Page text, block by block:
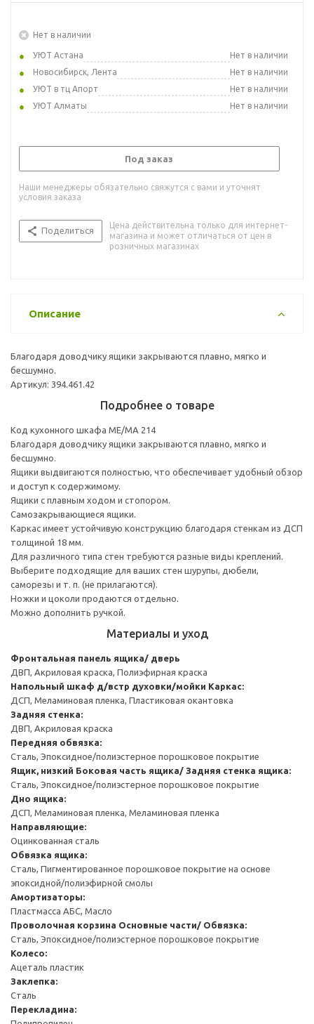
Нет в наличии
УЮТ Астана
Нет в наличии
Новосибирск, Лента
Нет в наличии
УЮТ в тц Апорт
Нет в наличии
УЮТ Алматы
Нет в наличии
Под заказ
Наши менеджеры обязательно свяжутся с вами и уточнят
условия заказа
Поделиться
Цена действительна только для интернет-
магазина и может отличаться от цен в
розничных магазинах
Описание
Благодаря доводчику ящики закрываются плавно, мягко и
бесшумно.
Артикул: 394.461.42
Подробнее о товаре
Код кухонного шкафа ME/MA 214
Благодаря доводчику ящики закрываются плавно, мягко и
бесшумно.
Ящики выдвигаются полностью, что обеспечивает удобный обзор
и доступ к содержимому.
Ящики с плавным ходом и стопором.
Самозакрывающиеся ящики.
Каркас имеет устойчивую конструкцию благодаря стенкам из ДСП
толщиной 18 мм.
Для различного типа стен требуются разные виды креплений.
Выберите подходящие для ваших стен шурупы, дюбели,
саморезы и т. п. (не прилагаются).
Ножки и цоколи продаются отдельно.
Можно дополнить ручкой.
Материалы и уход
Фронтальная панель ящика/ дверь
ДВП, Акриловая краска, Полиэфирная краска
Напольный шкаф д/встр духовки/мойки Каркас:
ДСП, Меламиновая пленка, Пластиковая окантовка
Задняя стенка:
ДВП, Акриловая краска
Передняя обвязка:
Сталь, Эпоксидное/полиэстерное порошковое покрытие
Ящик, низкий Боковая часть ящика/ Задняя стенка ящика:
Сталь, Эпоксидное/полиэстерное порошковое покрытие
Дно ящика:
ДСП, Меламиновая пленка, Меламиновая пленка
Направляющие:
Оцинкованная сталь
Обвязка ящика:
Сталь, Пигментированное порошковое покрытие на основе
эпоксидной/полиэфирной смолы
Амортизаторы:
Пластмасса АБС, Масло
Проволочная корзина Основные части/ Обвязка:
Сталь, Эпоксидное/полиэстерное порошковое покрытие
Колесо:
Ацеталь пластик
Заклепка:
Сталь
Перекладина: